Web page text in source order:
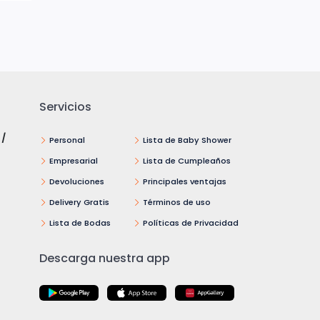
/
Servicios
Personal
Empresarial
Devoluciones
Delivery Gratis
Lista de Bodas
Lista de Baby Shower
Lista de Cumpleaños
Principales ventajas
Términos de uso
Políticas de Privacidad
Descarga nuestra app